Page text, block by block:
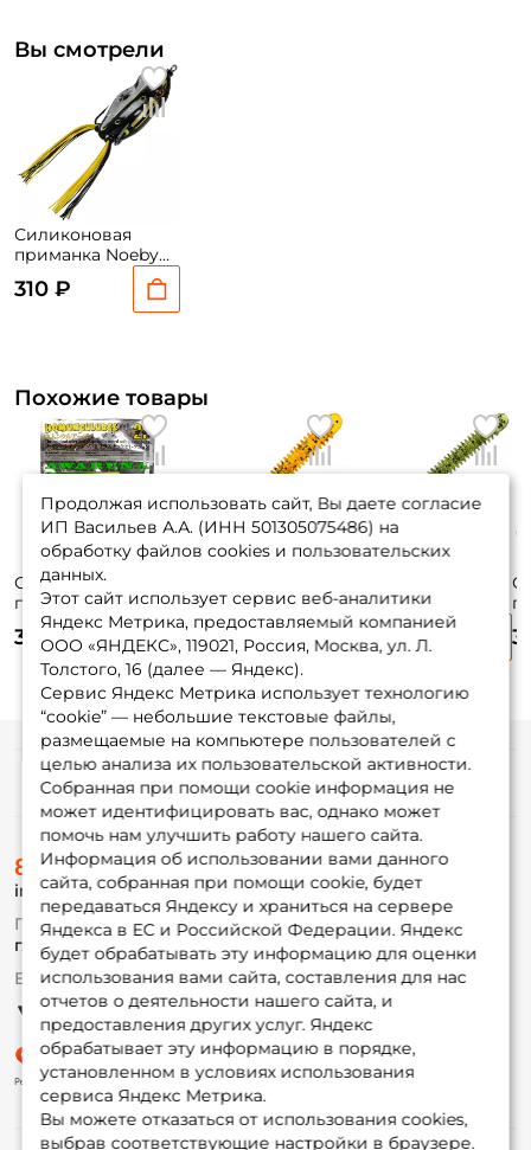
Вы смотрели
Силиконовая
приманка Noeby
Kong Kim frog 7см.
21г. #F106 1шт.
310 ₽
Похожие товары
Силиконовая
приманка Pontoon
21 Awaruna 3.5
№403 9см. 6шт.
355 ₽
приманка Lucky
John Ballist 4
#PA19 10.2см. 6шт.
320 ₽
приманка Lucky
John Ballist 2.5
#PA01 6.3см. 10шт.
320 ₽
Продолжая использовать сайт, Вы даете согласие
ИП Васильев А.А. (ИНН 501305075486) на
обработку файлов cookies и пользовательских
данных.
Этот сайт использует сервис веб-аналитики
Яндекс Метрика, предоставляемый компанией
ООО «ЯНДЕКС», 119021, Россия, Москва, ул. Л.
Толстого, 16 (далее — Яндекс).
Сервис Яндекс Метрика использует технологию
“cookie” — небольшие текстовые файлы,
размещаемые на компьютере пользователей с
целью анализа их пользовательской активности.
Собранная при помощи cookie информация не
может идентифицировать вас, однако может
помочь нам улучшить работу нашего сайта.
Информация об использовании вами данного
сайта, собранная при помощи cookie, будет
передаваться Яндексу и храниться на сервере
Яндекса в ЕС и Российской Федерации. Яндекс
будет обрабатывать эту информацию для оценки
использования вами сайта, составления для нас
отчетов о деятельности нашего сайта, и
предоставления других услуг. Яндекс
обрабатывает эту информацию в порядке,
установленном в условиях использования
сервиса Яндекс Метрика.
Вы можете отказаться от использования cookies,
выбрав соответствующие настройки в браузере.
Информация
О магазине
Доставка
Оплата
Fox-bonus
Гуру
Партнерская программа
8 (495) 532-77-88
info@foxfishing.ru
По вопросам с заказом
г. Москва, ул. Плеханова д.7
Ежедневно 10:00 до 20:00